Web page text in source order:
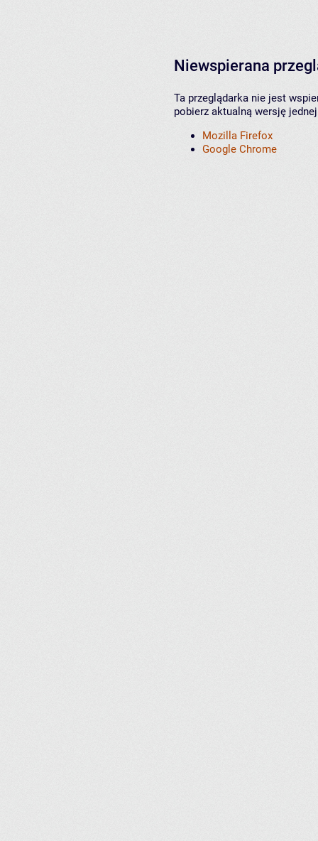
Niewspierana
Ta przeglądarka nie jest
pobierz aktualną wersję
Mozilla Firefox
Google Chrome